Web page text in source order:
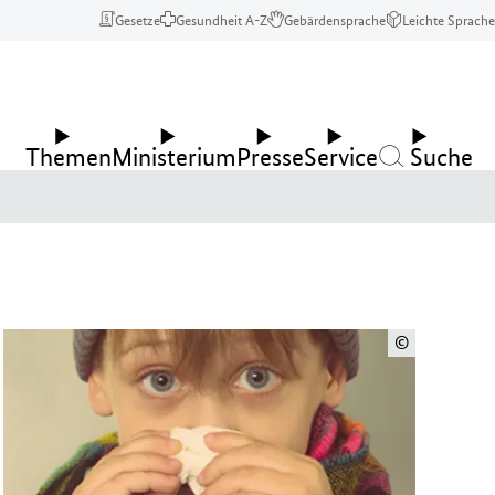
Gesetze Gesundheit A-Z Gebärdensprache Leichte Sprache
ThemenMinisteriumPresseService Suche
©